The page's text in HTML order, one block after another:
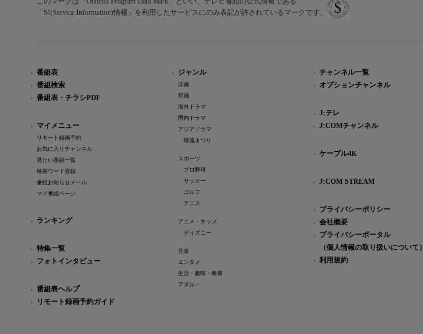
「SI(Service Information)情報」を利用したサービスにのみ表記が許されているマークです。
番組表
番組検索
番組表・チラシPDF
マイメニュー
リモート録画予約
お気に入りチャンネル
見たい番組一覧
検索ワード登録
番組お知らせメール
マイ番組ページ
ランキング
特集一覧
フォトインタビュー
番組表ヘルプ
リモート録画予約ガイド
ジャンル
洋画
邦画
海外ドラマ
国内ドラマ
アジアドラマ
韓流まつり
スポーツ
プロ野球
サッカー
ゴルフ
テニス
アニメ・キッズ
ディズニー
音楽
エンタメ
生活・趣味・教養
アダルト
チャンネル一覧
オプションチャンネル
J:テレ
J:COMチャンネル
ケーブル4K
J:COM STREAM
プライバシーポリシー
会社概要
プライバシーポータル
（個人情報の取り扱いについて）
利用規約